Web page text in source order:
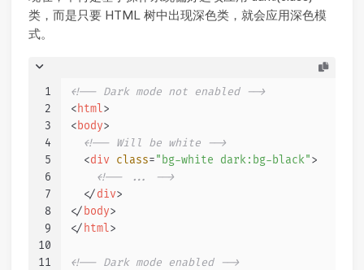
类，而是只要 HTML 树中出现深色类，就会应用深色模
式。
1
2
3
4
5
6
7
8
9
10
11
<!-- Dark mode not enabled -->
<html>
<body>
<!-- Will be white -->
<div class="bg-white dark:bg-black">
<!-- ... -->
</div>
</ body>
</ html>
<!-- Dark mode enabled -->